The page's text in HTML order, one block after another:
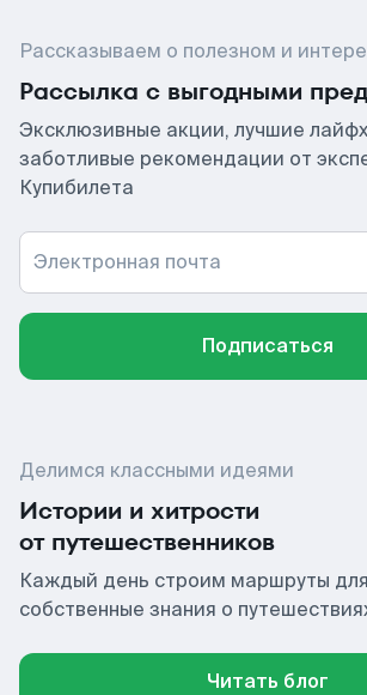
Рассказываем о полезном и
Рассылка с выгодными
Эксклюзивные акции, лучшие
заботливые рекомендации от
Купибилета
Электронная почта
Подписаться
Делимся классными идеями
Истории и хитрости
от путешественников
Каждый день строим маршруты для
собственные знания о
Читать блог